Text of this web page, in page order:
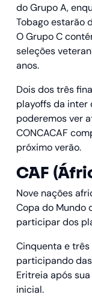
do Grupo A,
Tobago estarão
O Grupo C
seleções
anos.
Dois dos três
playoffs da inter
poderemos ver
CONCACAF
próximo verão.
CAF
Nove nações
Copa do Mundo
participar dos
Cinquenta e
participando
Eritreia após
inicial.